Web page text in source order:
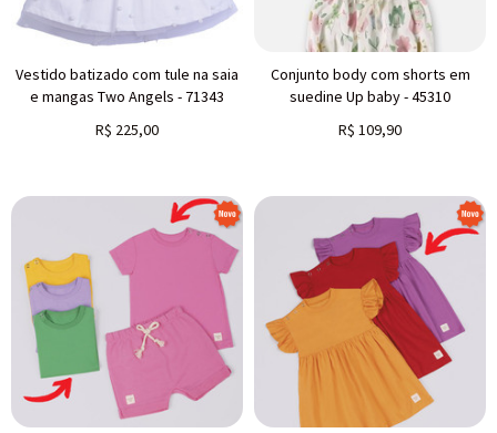
Vestido batizado com tule na saia
e mangas Two Angels - 71343
R$ 225,00
Conjunto body com shorts em
suedine Up baby - 45310
R$ 109,90